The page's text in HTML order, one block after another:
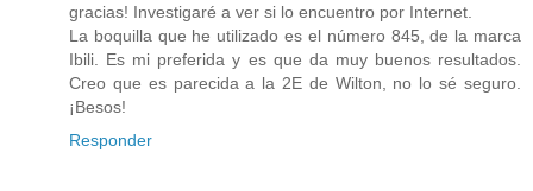
gracias! Investigaré a ver si lo encuentro por Internet.
La boquilla que he utilizado es el número 845, de la marca
Ibili. Es mi preferida y es que da muy buenos resultados.
Creo que es parecida a la 2E de Wilton, no lo sé seguro.
¡Besos!
Responder